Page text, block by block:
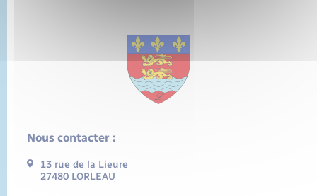
Nous contacter :
13 rue de la Lieure
27480 LORLEAU